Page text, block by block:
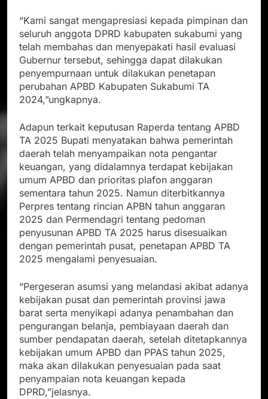
“Kami sangat mengapresiasi kepada pimpinan dan
seluruh anggota DPRD kabupaten sukabumi yang
telah membahas dan menyepakati hasil evaluasi
Gubernur tersebut, sehingga dapat dilakukan
penyempurnaan untuk dilakukan penetapan
perubahan APBD Kabupaten Sukabumi TA
2024,”ungkapnya.
Adapun terkait keputusan Raperda tentang APBD
TA 2025 Bupati menyatakan bahwa pemerintah
daerah telah menyampaikan nota pengantar
keuangan, yang didalamnya terdapat kebijakan
umum APBD dan prioritas plafon anggaran
sementara tahun 2025. Namun diterbitkannya
Perpres tentang rincian APBN tahun anggaran
2025 dan Permendagri tentang pedoman
penyusunan APBD TA 2025 harus disesuaikan
dengan pemerintah pusat, penetapan APBD TA
2025 mengalami penyesuaian.
“Pergeseran asumsi yang melandasi akibat adanya
kebijakan pusat dan pemerintah provinsi jawa
barat serta menyikapi adanya penambahan dan
pengurangan belanja, pembiayaan daerah dan
sumber pendapatan daerah, setelah ditetapkannya
kebijakan umum APBD dan PPAS tahun 2025,
maka akan dilakukan penyesuaian pada saat
penyampaian nota keuangan kepada
DPRD,”jelasnya.